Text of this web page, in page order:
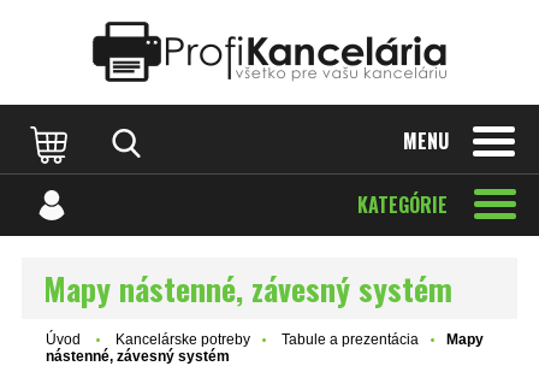
MENU
KATEGÓRIE
Mapy nástenné, závesný systém
Úvod Kancelárske potreby Tabule a prezentácia
Mapy
nástenné, závesný systém
Katalóg internetových stránok Designed by Rawpixel.com